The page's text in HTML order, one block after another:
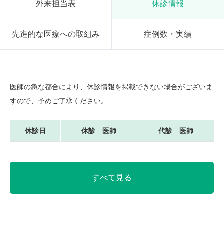
外来担当表 休診情報
先進的な医療への取組み 症例数・実績
医師の急な都合により、休診情報を掲載できない場合がございま
すので、予めご了承ください。
休診日 休診 医師 代診 医師
すべて見る